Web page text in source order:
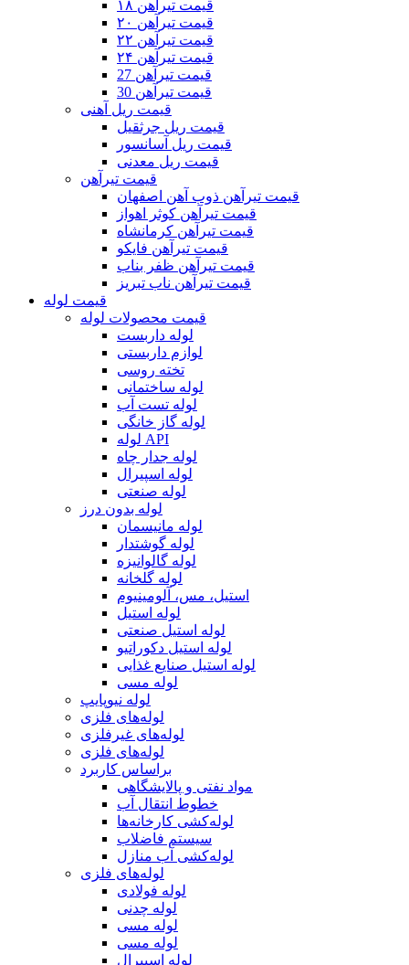
قیمت تیرآهن ۱۸
قیمت تیرآهن ۲۰
قیمت تیرآهن ۲۲
قیمت تیرآهن ۲۴
قیمت تیرآهن 27
قیمت تیرآهن 30
قیمت ریل آهنی
قیمت ریل جرثقیل
قیمت ریل آسانسور
قیمت ریل معدنی
قیمت تیرآهن
قیمت تیرآهن ذوب آهن اصفهان
قیمت تیرآهن کوثر اهواز
قیمت تیرآهن کرمانشاه
قیمت تیرآهن فایکو
قیمت تیرآهن ظفر بناب
قیمت تیرآهن ناب تبریز
قیمت لوله
قیمت محصولات لوله
لوله داربست
لوازم داربستی
تخته روسی
لوله ساختمانی
لوله تست آب
لوله گاز خانگی
لوله API
لوله جدار چاه
لوله اسپیرال
لوله صنعتی
لوله بدون درز
لوله مانیسمان
لوله گوشتدار
لوله گالوانیزه
لوله گلخانه
استیل، مس، آلومینیوم
لوله استیل
لوله استیل صنعتی
لوله استیل دکوراتیو
لوله استیل صنایع غذایی
لوله مسی
لوله نیوپایپ
لوله‌های فلزی
لوله‌های غیرفلزی
لوله‌های فلزی
براساس کاربرد
مواد نفتی و پالایشگاهی
خطوط انتقال آب
لوله‌کشی کارخانه‌ها
سیستم فاضلاب
لوله‌کشی آب منازل
لوله‌های فلزی
لوله‌ فولادی
لوله چدنی
لوله مسی
لوله مسی
لوله اسپیرال